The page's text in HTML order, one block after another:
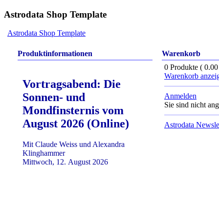
Astrodata Shop Template
Astrodata Shop Template
Produktinformationen
Vortragsabend: Die
Sonnen- und
Mondfinsternis vom
August 2026 (Online)
Mit Claude Weiss und Alexandra
Klinghammer
Mittwoch, 12. August 2026
Warenkorb
0 Produkte (
Warenkorb
Anmelden
Sie sind nicht
Astrodata